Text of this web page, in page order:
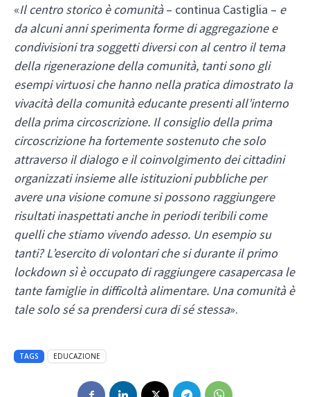
«Il centro storico è comunità– continua Castiglia – e
da alcuni anni sperimenta forme di aggregazione e
condivisioni tra soggetti diversi con al centro il tema
della rigenerazione della comunità, tanti sono gli
esempi virtuosi che hanno nella pratica dimostrato la
vivacità della comunità educante presenti all’interno
della prima circoscrizione. Il consiglio della prima
circoscrizione ha fortemente sostenuto che solo
attraverso il dialogo e il coinvolgimento dei cittadini
organizzati insieme alle istituzioni pubbliche per
avere una visione comune si possono raggiungere
risultati inaspettati anche in periodi teribili come
quelli che stiamo vivendo adesso. Un esempio su
tanti? L’esercito di volontari che si durante il primo
lockdown sì è occupato di raggiungere casapercasa le
tante famiglie in difficoltà alimentare. Una comunità è
tale solo sé sa prendersi cura di sé stessa».
TAGS EDUCAZIONE